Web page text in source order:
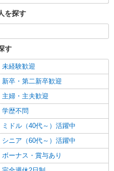
を探す
す
未経験歓迎
新卒・第二新卒歓迎
主婦・主夫歓迎
学歴不問
ミドル（40代～）活躍中
シニア（60代～）活躍中
ボーナス・賞与あり